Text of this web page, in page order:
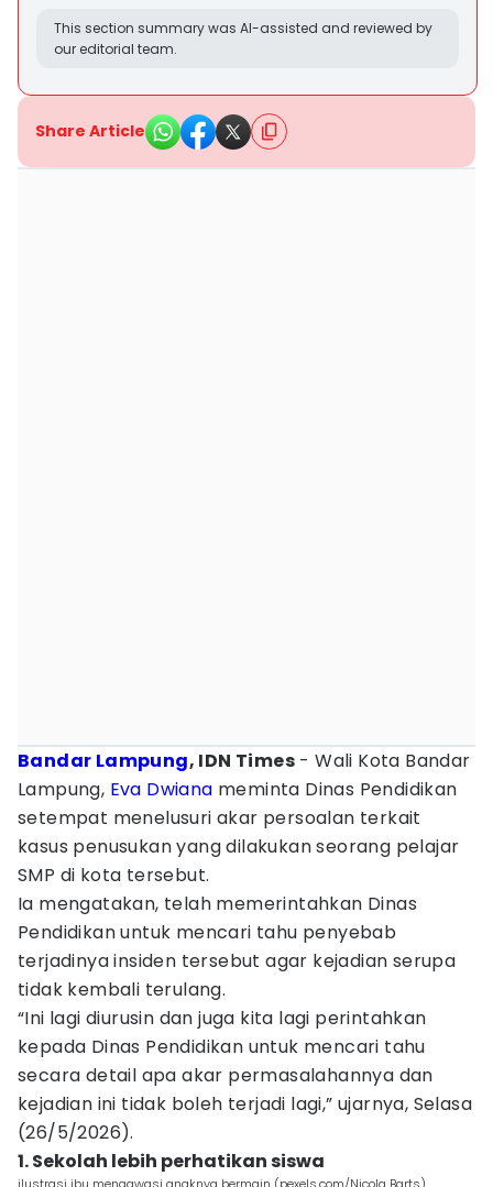
This section summary was AI-assisted and reviewed by
our editorial team.
Share Article
Bandar Lampung, IDN Times - Wali Kota Bandar
Lampung, Eva Dwiana meminta Dinas Pendidikan
setempat menelusuri akar persoalan terkait
kasus penusukan yang dilakukan seorang pelajar
SMP di kota tersebut.
Ia mengatakan, telah memerintahkan Dinas
Pendidikan untuk mencari tahu penyebab
terjadinya insiden tersebut agar kejadian serupa
tidak kembali terulang.
“Ini lagi diurusin dan juga kita lagi perintahkan
kepada Dinas Pendidikan untuk mencari tahu
secara detail apa akar permasalahannya dan
kejadian ini tidak boleh terjadi lagi,” ujarnya, Selasa
(26/5/2026).
1. Sekolah lebih perhatikan siswa